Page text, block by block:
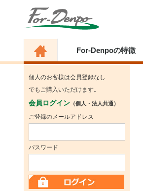
For-Denpoの特徴
個人のお客様は会員登録なし
でもご購入いただけます。
会員ログイン （個人・法人共通）
ご登録のメールアドレス
パスワード